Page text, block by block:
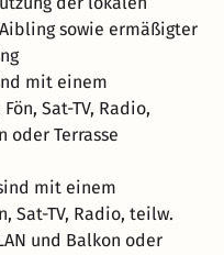
sowie ermäßigter
mit einem
Sat-TV, Radio,
oder Terrasse
mit einem
Sat-TV, Radio, teilw.
und Balkon oder